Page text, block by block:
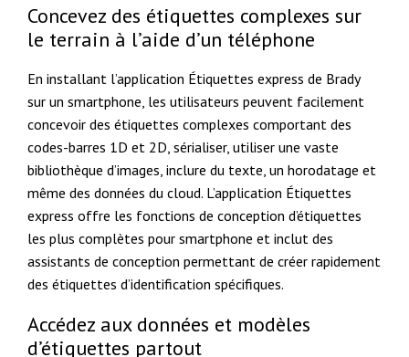
Concevez des étiquettes complexes sur
le terrain à l’aide d’un téléphone
En installant l’application Étiquettes express de Brady
sur un smartphone, les utilisateurs peuvent facilement
concevoir des étiquettes complexes comportant des
codes-barres 1D et 2D, sérialiser, utiliser une vaste
bibliothèque d’images, inclure du texte, un horodatage et
même des données du cloud. L’application Étiquettes
express offre les fonctions de conception d’étiquettes
les plus complètes pour smartphone et inclut des
assistants de conception permettant de créer rapidement
des étiquettes d’identification spécifiques.
Accédez aux données et modèles
d’étiquettes partout